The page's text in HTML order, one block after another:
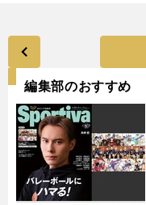
編集部のおすすめ